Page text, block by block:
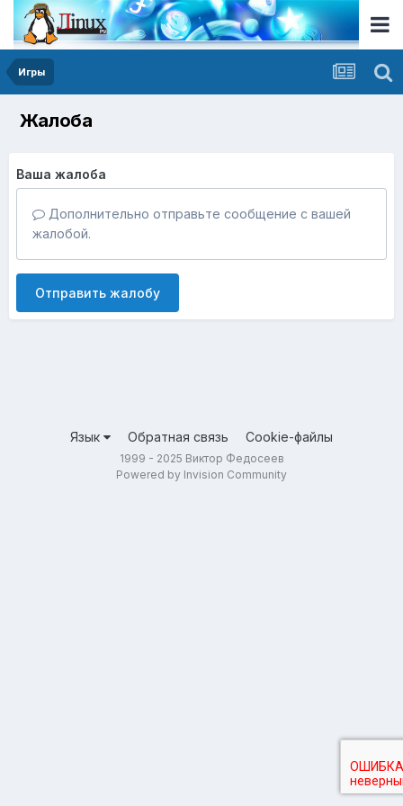
Игры
Жалоба
Ваша жалоба
Дополнительно отправьте сообщение с вашей
жалобой.
Отправить жалобу
Язык Обратная связь Cookie-файлы
1999 - 2025 Виктор Федосеев
Powered by Invision Community